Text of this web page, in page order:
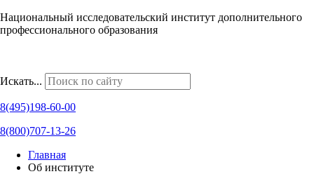
Национальный исследовательский институт дополнительного
профессионального образования
Искать...
8(495)198-60-00
8(800)707-13-26
Главная
Об институте